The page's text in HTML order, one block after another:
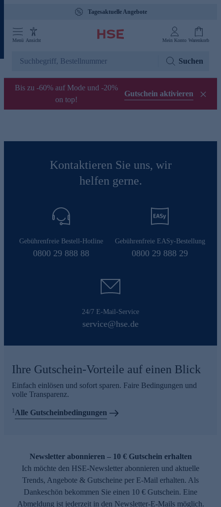
Tagesaktuelle Angebote
Menü Ansicht Mein Konto Warenkorb
Suchen
Bis zu -60% auf Mode und -20%
on top!
Gutschein aktivieren
Kontaktieren Sie uns, wir
helfen gerne.
Gebührenfreie Bestell-Hotline
0800 29 888 88
Gebührenfreie EASy-Bestellung
0800 29 888 29
24/7 E-Mail-Service
service@hse.de
Ihre Gutschein-Vorteile auf einen Blick
Einfach einlösen und sofort sparen. Faire Bedingungen und
volle Transparenz.
1Alle Gutscheinbedingungen
Newsletter abonnieren – 10 € Gutschein erhalten
Ich möchte den HSE-Newsletter abonnieren und aktuelle
Trends, Angebote & Gutscheine per E-Mail erhalten. Als
Dankeschön bekommen Sie einen 10 € Gutschein. Eine
Abmeldung ist jederzeit in den Newsletter-E-Mails möglich.